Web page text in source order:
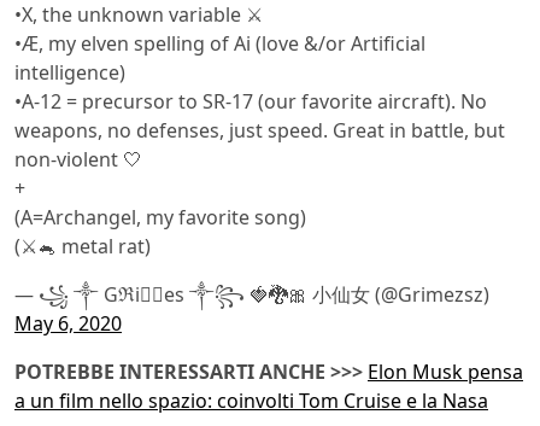
•X, the unknown variable ⚔️
•Æ, my elven spelling of Ai (love &/or Artificial
intelligence)
•A-12 = precursor to SR-17 (our favorite aircraft). No
weapons, no defenses, just speed. Great in battle, but
non-violent 🤍
+
(A=Archangel, my favorite song)
(⚔️🐁 metal rat)
— ꧁ ༒ Gℜiꪔ⃕es ༒꧂ 🍓🐉🎀 小仙女 (@Grimezsz)
May 6, 2020
POTREBBE INTERESSARTI ANCHE >>> Elon Musk pensa
a un film nello spazio: coinvolti Tom Cruise e la Nasa